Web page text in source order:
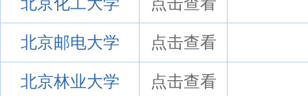
北京邮电大学 点击查看
北京林业大学 点击查看